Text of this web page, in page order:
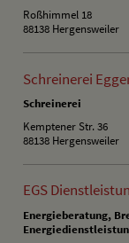
Roßhimmel 18
88138 Hergensweiler
Schreinerei
Schreinerei
Kemptener Str. 36
88138 Hergensweiler
EGS
Energieberatung,